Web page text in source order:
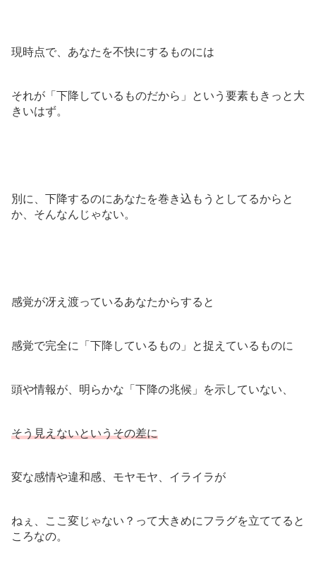
現時点で、あなたを不快にするものには
それが「下降しているものだから」という要素もきっと大
きいはず。
別に、下降するのにあなたを巻き込もうとしてるからと
か、そんなんじゃない。
感覚が冴え渡っているあなたからすると
感覚で完全に「下降しているもの」と捉えているものに
頭や情報が、明らかな「下降の兆候」を示していない、
そう見えないというその差に
変な感情や違和感、モヤモヤ、イライラが
ねぇ、ここ変じゃない？って大きめにフラグを立ててると
ころなの。